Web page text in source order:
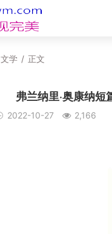
文学 / 正文
弗兰纳里·奥康纳
2022-10-27 2,166